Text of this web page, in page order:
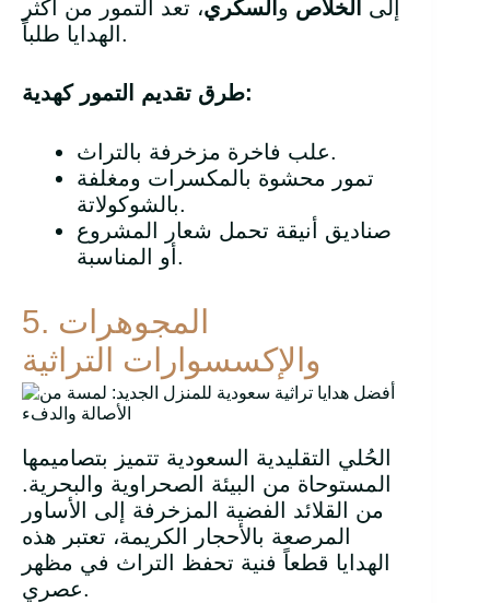
إلى الخلاص و السكري، تعد التمور من أكثر
الهدايا طلباً.
طرق تقديم التمور كهدية:
علب فاخرة مزخرفة بالتراث.
تمور محشوة بالمكسرات ومغلفة
بالشوكولاتة.
صناديق أنيقة تحمل شعار المشروع
أو المناسبة.
5. المجوهرات
والإكسسوارات التراثية
الحُلي التقليدية السعودية تتميز بتصاميمها
المستوحاة من البيئة الصحراوية والبحرية.
من القلائد الفضية المزخرفة إلى الأساور
المرصعة بالأحجار الكريمة، تعتبر هذه
الهدايا قطعاً فنية تحفظ التراث في مظهر
عصري.